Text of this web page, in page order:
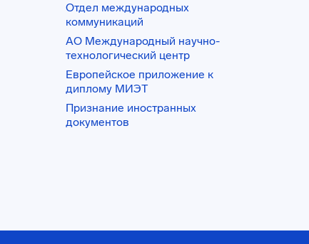
Отдел международных
коммуникаций
АО Международный научно-
технологический центр
Европейское приложение к
диплому МИЭТ
Признание иностранных
документов